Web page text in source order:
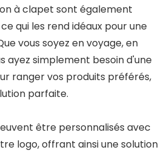
à clapet sont également
qui les rend idéaux pour une
vous soyez en voyage, en
ayez simplement besoin d'une
ranger vos produits préférés,
parfaite.
être personnalisés avec
logo, offrant ainsi une solution